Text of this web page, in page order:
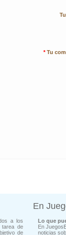
* Tu
a los
tarea de
de
En
Lo que
En
noticias